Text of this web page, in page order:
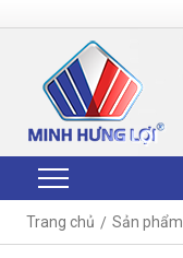
Trang chủ Sản phẩm